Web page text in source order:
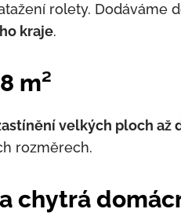
rolety. Dodáváme
kraje.
m²
velkých ploch až
rozměrech.
chytrá